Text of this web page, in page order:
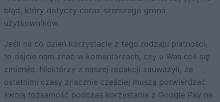
błąd, który dotyczy coraz szerszego grona
użytkowników.
Jeśli na co dzień korzystacie z tego rodzaju płatności,
to dajcie nam znać w komentarzach, czy u Was coś się
zmieniło. Niektórzy z naszej redakcji zauważyli, że
ostatnimi czasy znacznie częściej muszą potwierdzać
swoją tożsamość podczas korzystania z Google Pay na